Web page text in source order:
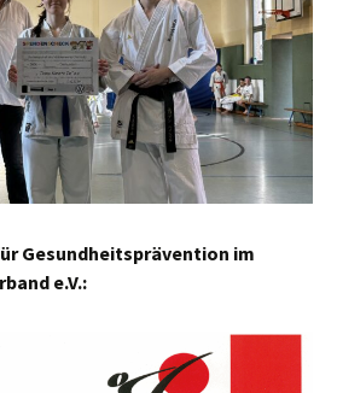
Gesund­heit­spräven­tion im
e.V.: